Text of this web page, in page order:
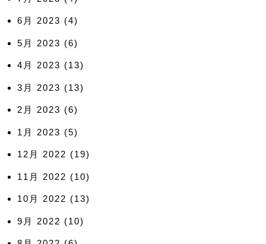
6月 2023 (4)
5月 2023 (6)
4月 2023 (13)
3月 2023 (13)
2月 2023 (6)
1月 2023 (5)
12月 2022 (19)
11月 2022 (10)
10月 2022 (13)
9月 2022 (10)